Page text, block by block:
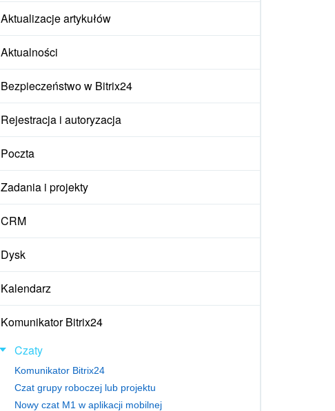
Aktualizacje artykułów
Aktualności
Bezpieczeństwo w Bitrix24
Rejestracja i autoryzacja
Poczta
Zadania i projekty
CRM
Dysk
Kalendarz
Komunikator Bitrix24
Czaty
Komunikator Bitrix24
Czat grupy roboczej lub projektu
Nowy czat M1 w aplikacji mobilnej